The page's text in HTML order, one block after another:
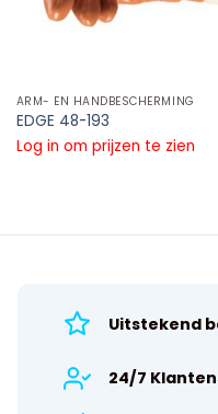
ARM- EN HANDBESCHERMING
EDGE 48-193
Log in om prijzen te zien
Uitstekend
24/7